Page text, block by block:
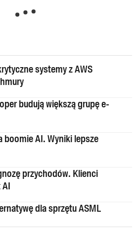
systemy z AWS
budują większą grupę e-
boomie AI. Wyniki lepsze
przychodów. Klienci
dla sprzętu ASML